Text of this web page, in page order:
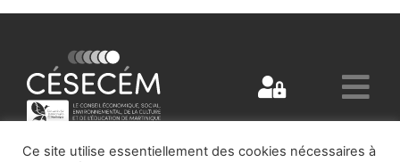
Ce site utilise essentiellement des cookies nécessaires à